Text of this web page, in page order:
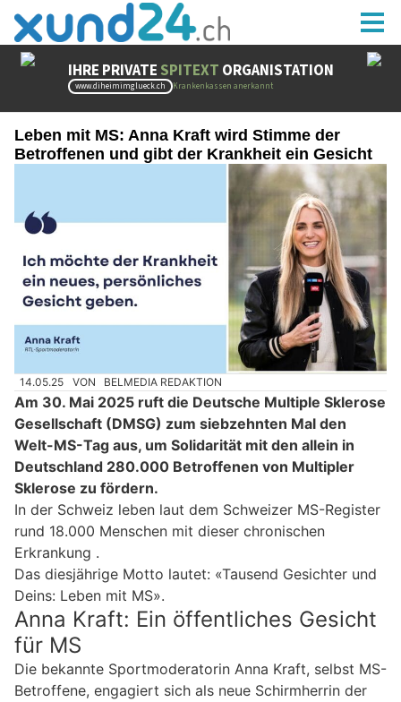
Leben mit MS: Anna Kraft wird Stimme der
Betroffenen und gibt der Krankheit ein Gesicht
14.05.25 VON BELMEDIA REDAKTION
Am 30. Mai 2025 ruft die Deutsche Multiple Sklerose
Gesellschaft (DMSG) zum siebzehnten Mal den
Welt-MS-Tag aus, um Solidarität mit den allein in
Deutschland 280.000 Betroffenen von Multipler
Sklerose zu fördern.
In der Schweiz leben laut dem Schweizer MS-Register
rund 18.000 Menschen mit dieser chronischen
Erkrankung .
Das diesjährige Motto lautet: «Tausend Gesichter und
Deins: Leben mit MS».
Anna Kraft: Ein öffentliches Gesicht
für MS
Die bekannte Sportmoderatorin Anna Kraft, selbst MS-
Betroffene, engagiert sich als neue Schirmherrin der